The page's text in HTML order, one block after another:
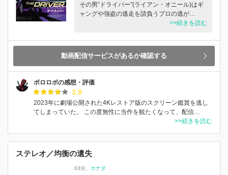
その男“ドライバー”(ライアン・オニール)はギ
ャングや強盗の逃走を請負うプロの逃が…
>>続きを読む
動画配信サービスがあるか確認する
ボロロボの感想・評価
3.8
2023年に劇場公開された4Kレストア版のスクリーン鑑賞を逃し
てしまっていた。 この度無性に当作を観たくなって、配信…
>>続きを読む
ステレオ／均衡の遺失
63分
カナダ